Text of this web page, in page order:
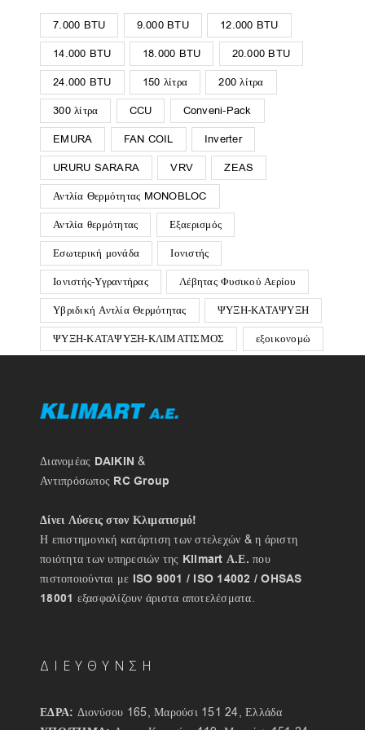
7.000 BTU 9.000 BTU 12.000 BTU
14.000 BTU 18.000 BTU 20.000 BTU
24.000 BTU 150 λίτρα 200 λίτρα
300 λίτρα CCU Conveni-Pack
EMURA FAN COIL Inverter
URURU SARARA VRV ZEAS
Αντλία Θερμότητας MONOBLOC
Αντλία θερμότητας Εξαερισμός
Εσωτερική μονάδα Ιονιστής
Ιονιστής-Υγραντήρας Λέβητας Φυσικού Αερίου
Υβριδική Αντλία Θερμότητας ΨΥΞΗ-ΚΑΤΑΨΥΞΗ
ΨΥΞΗ-ΚΑΤΑΨΥΞΗ-ΚΛΙΜΑΤΙΣΜΟΣ εξοικονομώ
Διανομέας DAIKIN &
Αντιπρόσωπος RC Group
Δίνει Λύσεις στον Κλιματισμό!
Η επιστημονική κατάρτιση των στελεχών & η άριστη
ποιότητα των υπηρεσιών της Klimart Α.Ε. που
πιστοποιούνται με ISO 9001 / ISO 14002 / OHSAS
18001 εξασφαλίζουν άριστα αποτελέσματα.
ΔΙΕΥΘΥΝΣΗ
ΕΔΡΑ: Διονύσου 165, Μαρούσι 151 24, Ελλάδα